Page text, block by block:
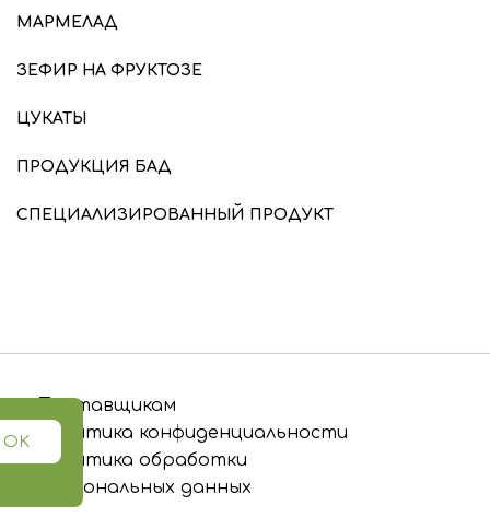
МАРМЕЛАД
ЗЕФИР НА ФРУКТОЗЕ
ЦУКАТЫ
ПРОДУКЦИЯ БАД
СПЕЦИАЛИЗИРОВАННЫЙ ПРОДУКТ
Поставщикам
Политика конфиденциальности
Политика обработки
персональных данных
OK